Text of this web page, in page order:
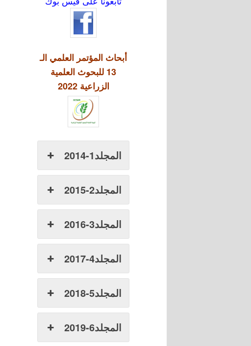
أبحاث المؤتمر العلمي الـ
13 للبحوث العلمية
الزراعية 2022
المجلد1-2014
المجلد2-2015
المجلد3-2016
المجلد4-2017
المجلد5-2018
المجلد6-2019